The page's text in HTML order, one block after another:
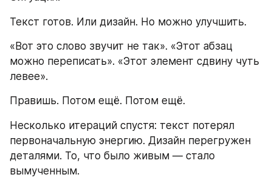
Текст готов. Или дизайн. Но можно улучшить.
«Вот это слово звучит не так». «Этот абзац
можно переписать». «Этот элемент сдвину чуть
левее».
Правишь. Потом ещё. Потом ещё.
Несколько итераций спустя: текст потерял
первоначальную энергию. Дизайн перегружен
деталями. То, что было живым — стало
вымученным.